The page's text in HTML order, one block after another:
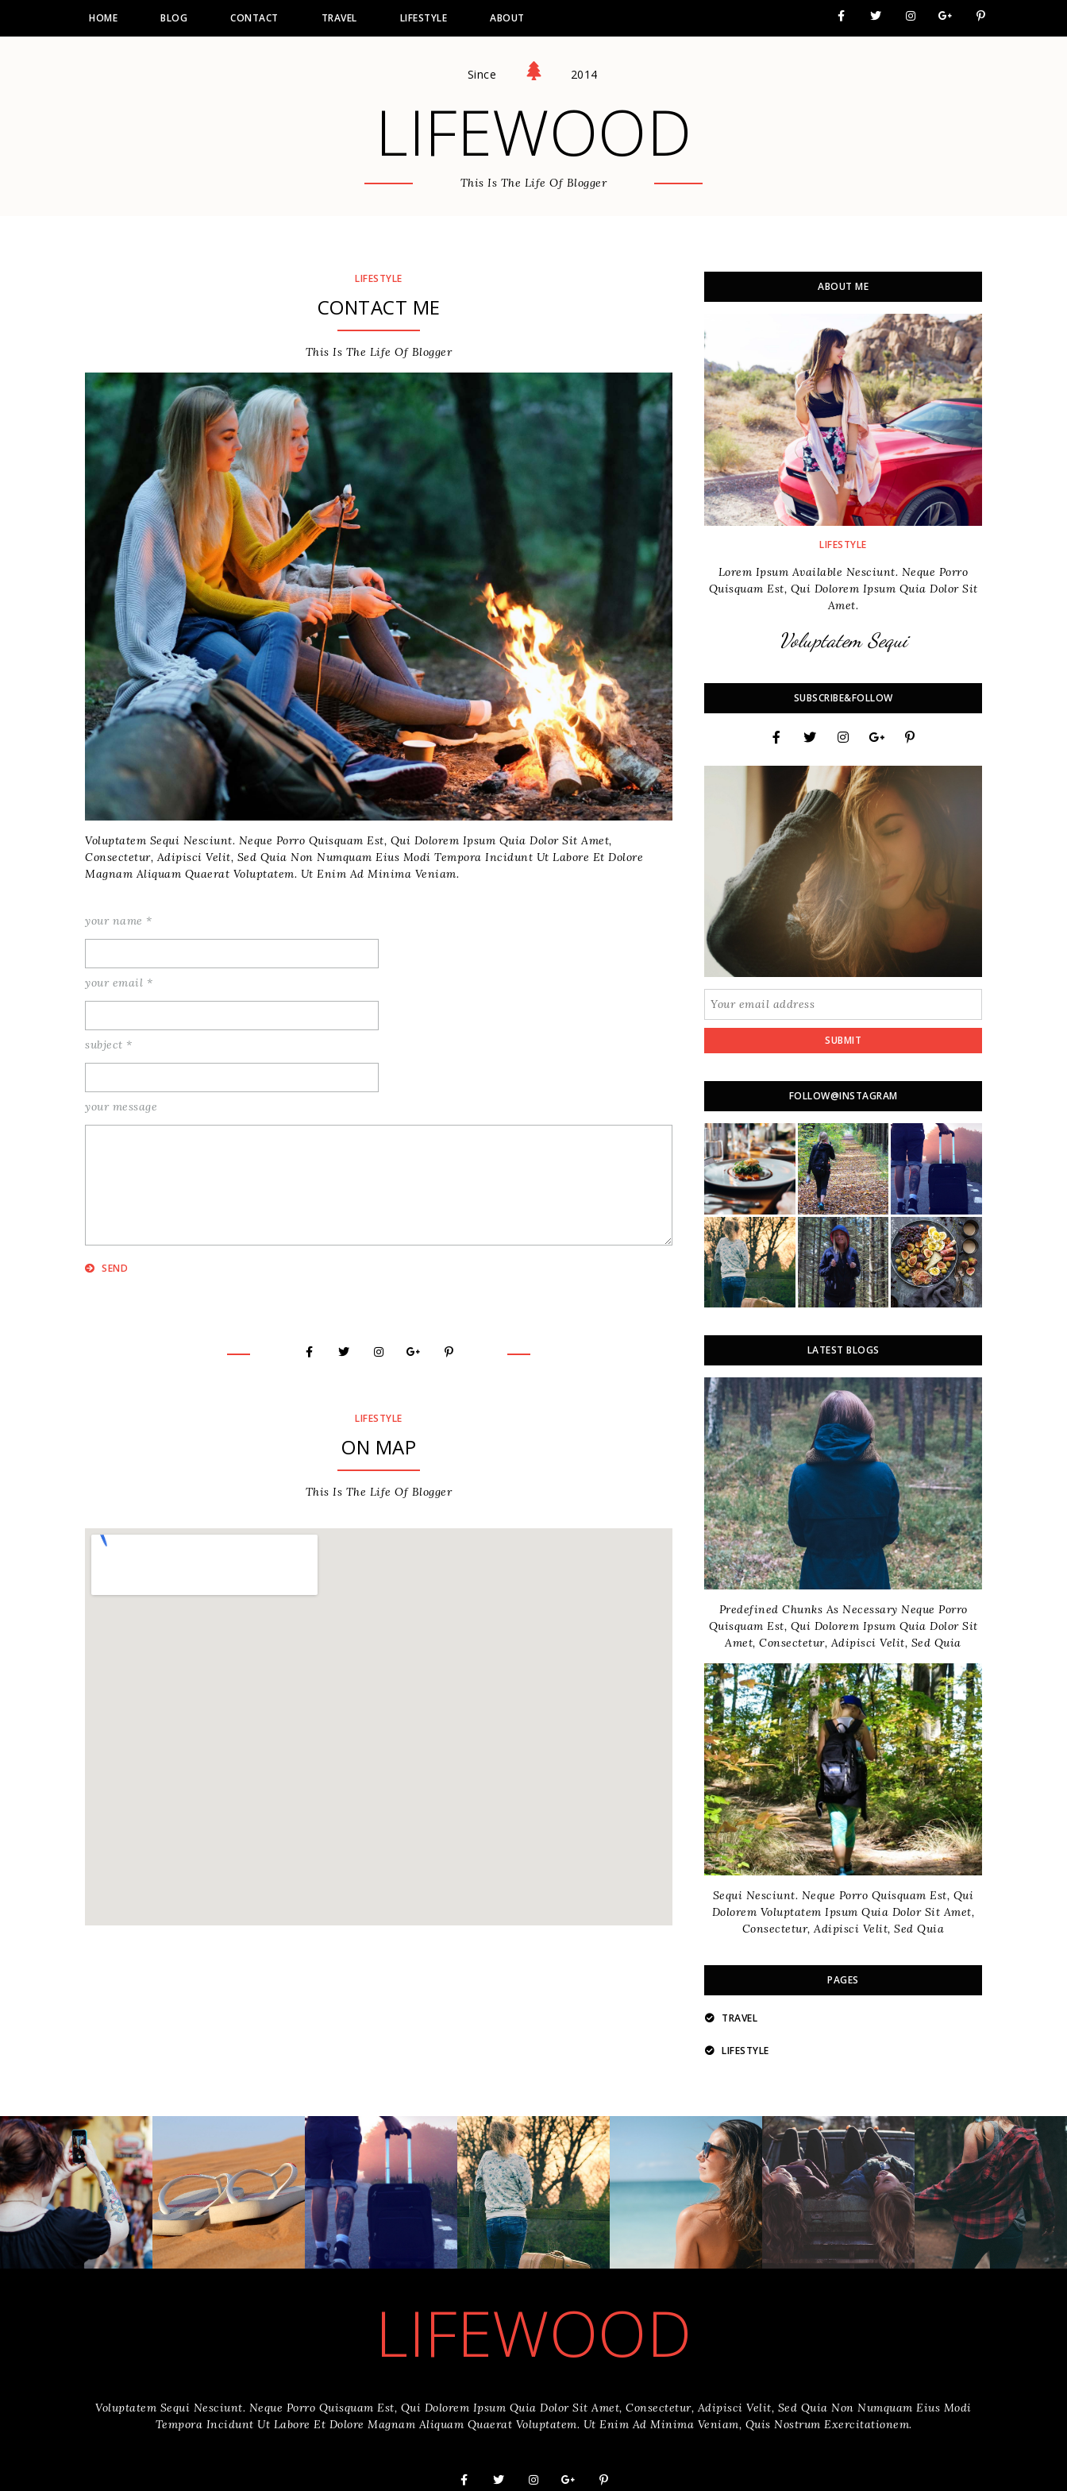
HOME BLOG CONTACT TRAVEL LIFESTYLE ABOUT
Since 2014
LIFEWOOD
This Is The Life Of Blogger
LIFESTYLE
CONTACT ME
This Is The Life Of Blogger
Voluptatem Sequi Nesciunt. Neque Porro Quisquam Est, Qui Dolorem Ipsum Quia Dolor Sit Amet,
Consectetur, Adipisci Velit, Sed Quia Non Numquam Eius Modi Tempora Incidunt Ut Labore Et Dolore
Magnam Aliquam Quaerat Voluptatem. Ut Enim Ad Minima Veniam.
your name *
your email *
subject *
your message
SEND
LIFESTYLE
ON MAP
This Is The Life Of Blogger
ABOUT ME
LIFESTYLE
Lorem Ipsum Available Nesciunt. Neque Porro
Quisquam Est, Qui Dolorem Ipsum Quia Dolor Sit
Amet.
Voluptatem Sequi
SUBSCRIBE&FOLLOW
SUBMIT
FOLLOW@INSTAGRAM
LATEST BLOGS
Predefined Chunks As Necessary Neque Porro
Quisquam Est, Qui Dolorem Ipsum Quia Dolor Sit
Amet, Consectetur, Adipisci Velit, Sed Quia
Sequi Nesciunt. Neque Porro Quisquam Est, Qui
Dolorem Voluptatem Ipsum Quia Dolor Sit Amet,
Consectetur, Adipisci Velit, Sed Quia
PAGES
TRAVEL
LIFESTYLE
LIFEWOOD
Voluptatem Sequi Nesciunt. Neque Porro Quisquam Est, Qui Dolorem Ipsum Quia Dolor Sit Amet, Consectetur, Adipisci Velit, Sed Quia Non Numquam Eius Modi
Tempora Incidunt Ut Labore Et Dolore Magnam Aliquam Quaerat Voluptatem. Ut Enim Ad Minima Veniam, Quis Nostrum Exercitationem.